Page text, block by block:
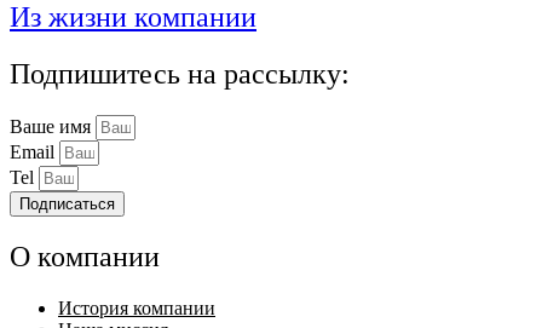
Из жизни компании
Подпишитесь на рассылку:
Ваше имя
Email
Tel
Подписаться
О компании
История компании